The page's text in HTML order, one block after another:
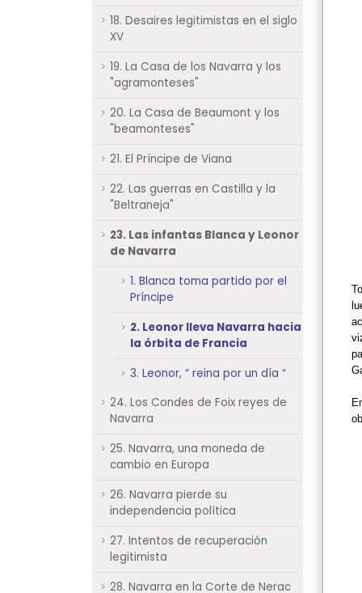
18. Desaires legitimistas en el siglo
XV
19. La Casa de los Navarra y los
"agramonteses"
20. La Casa de Beaumont y los
"beamonteses"
21. El Príncipe de Viana
22. Las guerras en Castilla y la
"Beltraneja"
23. Las infantas Blanca y Leonor
de Navarra
1. Blanca toma partido por el
Príncipe
2. Leonor lleva Navarra hacia
la órbita de Francia
3. Leonor, “ reina por un día “
24. Los Condes de Foix reyes de
Navarra
25. Navarra, una moneda de
cambio en Europa
26. Navarra pierde su
independencia política
27. Intentos de recuperación
legitimista
28. Navarra en la Corte de Nerac